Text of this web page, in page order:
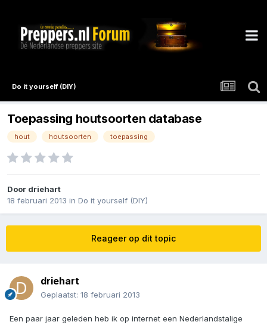
Do it yourself (DIY)
Toepassing houtsoorten database
hout houtsoorten toepassing
Door driehart
18 februari 2013 in Do it yourself (DIY)
Reageer op dit topic
driehart
Geplaatst: 18 februari 2013
Een paar jaar geleden heb ik op internet een Nederlandstalige